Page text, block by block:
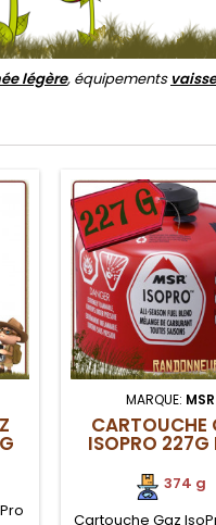
légère, équipements
MARQUE: MSR
CARTOUCHE
ISOPRO 227G
374 g
Cartouche Gaz